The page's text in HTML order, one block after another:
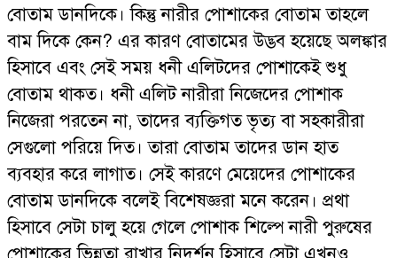
বোতাম ডানদিকে। কিন্তু নারীর পোশাকের বোতাম তাহলে
বাম দিকে কেন? এর কারণ বোতামের উদ্ভব হয়েছে অলঙ্কার
হিসাবে এবং সেই সময় ধনী এলিটদের পোশাকেই শুধু
বোতাম থাকত। ধনী এলিট নারীরা নিজেদের পোশাক
নিজেরা পরতেন না, তাদের ব্যক্তিগত ভৃত্য বা সহকারীরা
সেগুলো পরিয়ে দিত। তারা বোতাম তাদের ডান হাত
ব্যবহার করে লাগাত। সেই কারণে মেয়েদের পোশাকের
বোতাম ডানদিকে বলেই বিশেষজ্ঞরা মনে করেন। প্রথা
হিসাবে সেটা চালু হয়ে গেলে পোশাক শিল্পে নারী পুরুষের